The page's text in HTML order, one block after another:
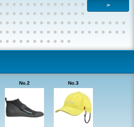
>
No.2 No.3